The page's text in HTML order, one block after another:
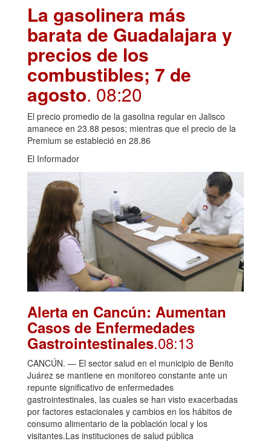
La gasolinera más
barata de Guadalajara y
precios de los
combustibles; 7 de
agosto. 08:20
El precio promedio de la gasolina regular en Jalisco
amanece en 23.88 pesos; mientras que el precio de la
Premium se estableció en 28.86
El Informador
Alerta en Cancún: Aumentan
Casos de Enfermedades
Gastrointestinales.08:13
CANCÚN. — El sector salud en el municipio de Benito
Juárez se mantiene en monitoreo constante ante un
repunte significativo de enfermedades
gastrointestinales, las cuales se han visto exacerbadas
por factores estacionales y cambios en los hábitos de
consumo alimentario de la población local y los
visitantes.Las instituciones de salud pública